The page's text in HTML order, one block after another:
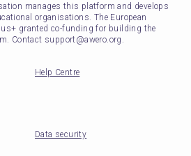
manages this platform and develops
organisations. The European
granted co-funding for building the
Contact support@awero.org.
Help Centre
Data security